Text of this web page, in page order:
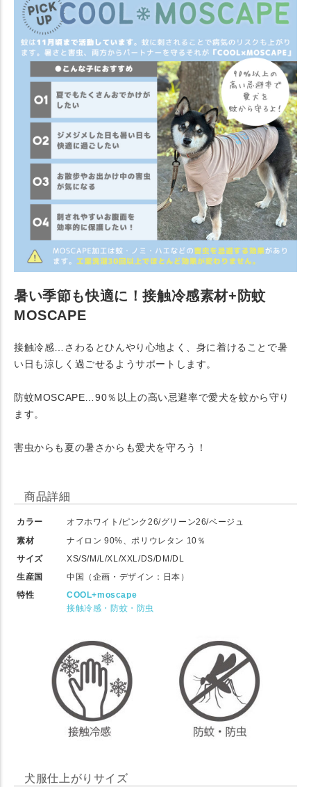
暑い季節も快適に！接触冷感素材+防蚊
MOSCAPE
接触冷感…さわるとひんやり心地よく、身に着けることで暑
い日も涼しく過ごせるようサポートします。
防蚊MOSCAPE…90％以上の高い忌避率で愛犬を蚊から守り
ます。
害虫からも夏の暑さからも愛犬を守ろう！
商品詳細
カラー
オフホワイト/ピンク26/グリーン26/ベージュ
素材
ナイロン 90%、ポリウレタン 10％
サイズ
XS/S/M/L/XL/XXL/DS/DM/DL
生産国
中国（企画・デザイン：日本）
特性
COOL+moscape
接触冷感・防蚊・防虫
犬服仕上がりサイズ